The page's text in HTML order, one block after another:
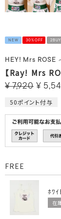
NEW 30%OFF
HEY! Mrs ROSE
【Ray! Mrs
¥ 7,920 ¥
50ポイント付与
FREE
ﾎﾜｲ
在